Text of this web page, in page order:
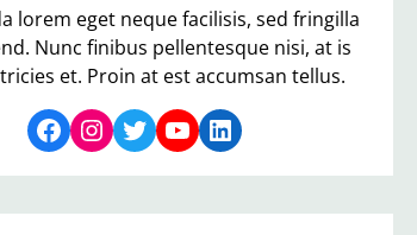
lorem eget neque facilisis, sed fringilla
Nunc finibus pellentesque nisi, at is
et. Proin at est accumsan tellus.
Facebook Instagram Twitter YouTube LinkedIn